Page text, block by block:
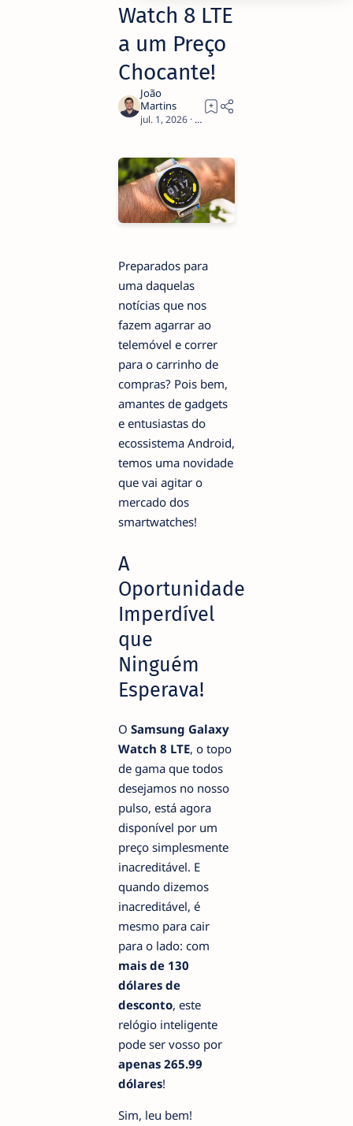
Watch 8 LTE
a um Preço
Chocante!
2
Preparados para
uma daquelas
notícias que nos
fazem agarrar ao
telemóvel e correr
para o carrinho de
compras? Pois bem,
amantes de gadgets
e entusiastas do
ecossistema Android,
temos uma novidade
que vai agitar o
mercado dos
smartwatches!
A
Oportunidade
Imperdível
que
Ninguém
Esperava!
O Samsung Galaxy
Watch 8 LTE, o topo
de gama que todos
desejamos no nosso
pulso, está agora
disponível por um
preço simplesmente
inacreditável. E
quando dizemos
inacreditável, é
mesmo para cair
para o lado: com
mais de 130
dólares de
desconto, este
relógio inteligente
pode ser vosso por
apenas 265.99
dólares!
Sim, leu bem!